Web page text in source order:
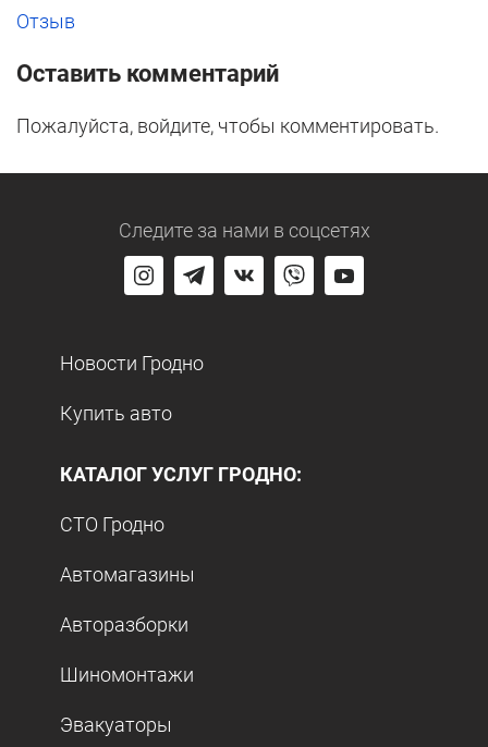
Отзыв
Оставить комментарий
Пожалуйста, войдите, чтобы комментировать.
Следите за нами в соцсетях
Новости Гродно
Купить авто
КАТАЛОГ УСЛУГ ГРОДНО:
СТО Гродно
Автомагазины
Авторазборки
Шиномонтажи
Эвакуаторы